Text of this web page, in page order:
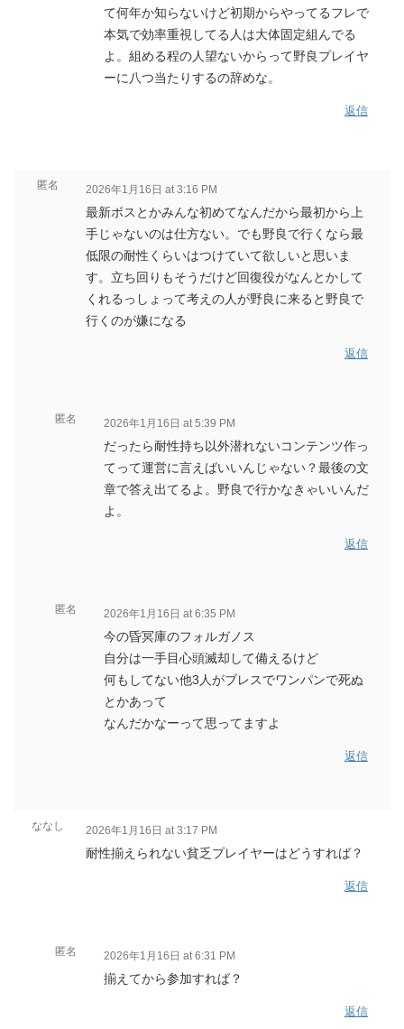
て何年か知らないけど初期からやってるフレで
本気で効率重視してる人は大体固定組んでる
よ。組める程の人望ないからって野良プレイヤ
ーに八つ当たりするの辞めな。
返信
匿名 2026年1月16日 at 3:16 PM
最新ボスとかみんな初めてなんだから最初から上
手じゃないのは仕方ない。でも野良で行くなら最
低限の耐性くらいはつけていて欲しいと思いま
す。立ち回りもそうだけど回復役がなんとかして
くれるっしょって考えの人が野良に来ると野良で
行くのが嫌になる
返信
匿名 2026年1月16日 at 5:39 PM
だったら耐性持ち以外潜れないコンテンツ作っ
てって運営に言えばいいんじゃない？最後の文
章で答え出てるよ。野良で行かなきゃいいんだ
よ。
返信
匿名 2026年1月16日 at 6:35 PM
今の昏冥庫のフォルガノス
自分は一手目心頭滅却して備えるけど
何もしてない他3人がブレスでワンパンで死ぬ
とかあって
なんだかなーって思ってますよ
返信
ななし 2026年1月16日 at 3:17 PM
耐性揃えられない貧乏プレイヤーはどうすれば？
返信
匿名 2026年1月16日 at 6:31 PM
揃えてから参加すれば？
返信